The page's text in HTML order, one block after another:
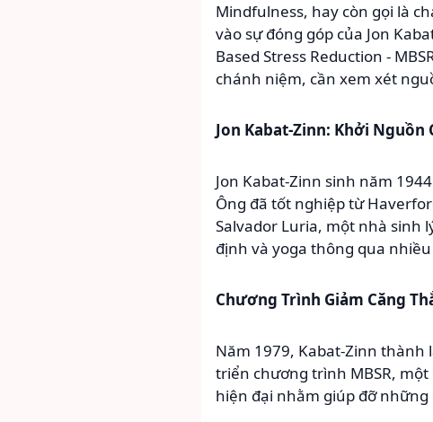
Mindfulness, hay còn gọi là
vào sự đóng góp của Jon
Based Stress Reduction -
chánh niệm, cần xem xét
Jon Kabat-Zinn: Khởi Nguồn
Jon Kabat-Zinn sinh năm
Ông đã tốt nghiệp từ
Salvador Luria, một nhà sinh
định và yoga thông qua
Chương Trình Giảm Căng
Năm 1979, Kabat-Zinn thành
triển chương trình MBSR,
hiện đại nhằm giúp đỡ